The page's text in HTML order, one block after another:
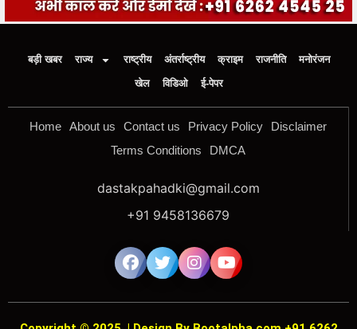
बड़ी खबर राज्य राष्ट्रीय अंतर्राष्ट्रीय क्राइम राजनीति
मनोरंजन
खेल
विडिओ ई-पेपर
Home About us Contact us Privacy Policy
Disclaimer
Terms Conditions
DMCA
dastakpahadki@gmail.com
+91 9458136679